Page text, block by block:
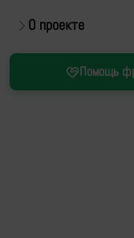
О проекте
Помощь